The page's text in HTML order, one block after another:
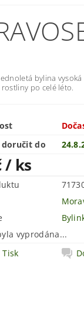
bylina vysoká
rostliny po celé léto.
doručit do
/ ks
vyprodána...
Tisk